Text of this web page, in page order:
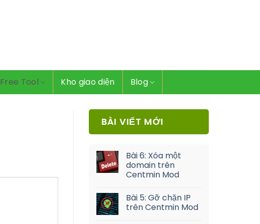
Free Tool Kho giao diện Blog
BÀI VIẾT MỚI
Bài 6: Xóa một
domain trên
Centmin Mod
Bài 5: Gỡ chặn IP
trên Centmin Mod